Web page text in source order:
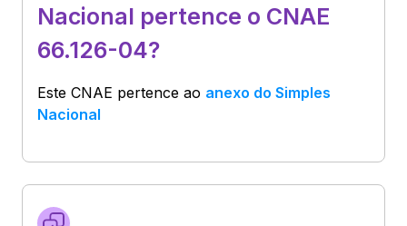
Nacional pertence o CNAE
66.126-04?
Este CNAE pertence ao anexo do Simples
Nacional